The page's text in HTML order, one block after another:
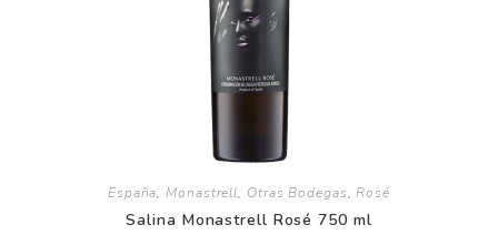
España, Monastrell, Otras Bodegas,Rosé
Salina Monastrell Rosé 750 ml